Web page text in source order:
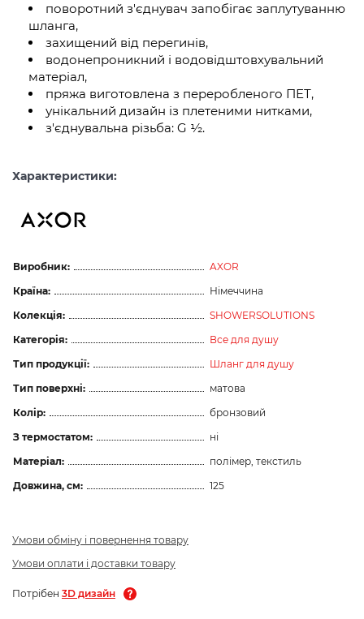
поворотний з'єднувач запобігає заплутуванню
шланга,
захищений від перегинів,
водонепроникний і водовідштовхувальний
матеріал,
пряжа виготовлена з переробленого ПЕТ,
унікальний дизайн із плетеними нитками,
з'єднувальна різьба: G ½.
Характеристики:
Виробник:
AXOR
Країна:
Німеччина
Колекція:
SHOWERSOLUTIONS
Категорія:
Все для душу
Тип продукції:
Шланг для душу
Тип поверхні:
матова
Колір:
бронзовий
З термостатом:
ні
Матеріал:
полімер, текстиль
Довжина, см:
125
Умови обміну і повернення товару
Умови оплати і доставки товару
Потрібен 3D дизайн